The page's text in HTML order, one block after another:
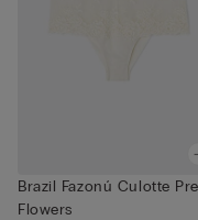
Brazil Fazonú Culotte
Flowers